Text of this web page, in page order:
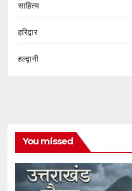
साहित्य
हरिद्वार
हल्द्वानी
You missed